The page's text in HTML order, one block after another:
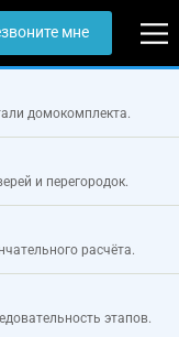
мне
домокомплекта.
и перегородок.
расчёта.
этапов.